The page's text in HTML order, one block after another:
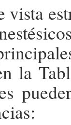
vista
la